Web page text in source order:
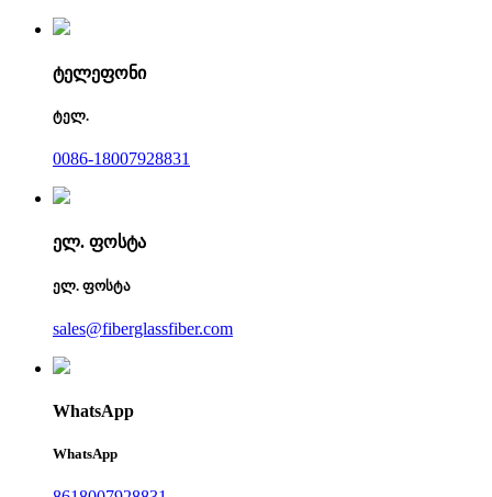
ტელეფონი
ტელ.
0086-18007928831
ელ. ფოსტა
ელ. ფოსტა
sales@fiberglassfiber.com
WhatsApp
WhatsApp